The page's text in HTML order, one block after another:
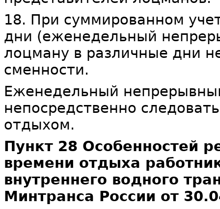
18. При суммированном
дни (еженедельный
лоцману в различные дни
сменности.
Еженедельный
непосредственно
отдыхом.
Пункт 28 Особенностей
времени отдыха
внутреннего водного
Минтранса России от